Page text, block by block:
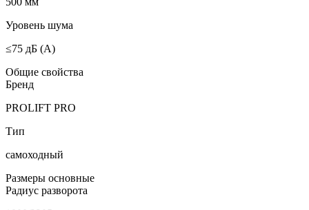
Уровень шума
≤75 дБ (А)
Общие свойства
Бренд
PROLIFT PRO
Тип
самоходный
Размеры основные
Радиус разворота